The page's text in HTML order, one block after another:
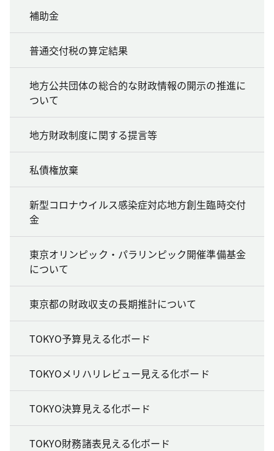
補助金
普通交付税の算定結果
地方公共団体の総合的な財政情報の開示の推進に
ついて
地方財政制度に関する提言等
私債権放棄
新型コロナウイルス感染症対応地方創生臨時交付
金
東京オリンピック・パラリンピック開催準備基金
について
東京都の財政収支の長期推計について
TOKYO予算見える化ボード
TOKYOメリハリレビュー見える化ボード
TOKYO決算見える化ボード
TOKYO財務諸表見える化ボード